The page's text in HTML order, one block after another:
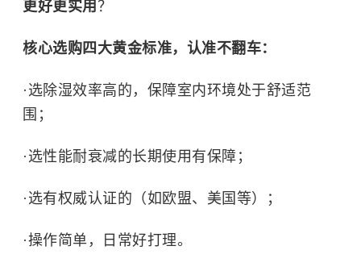
更好更实用 ？
核心选购四大黄金标准，认准不翻车：
·选除湿效率高的，保障室内环境处于舒适范
围；
·选性能耐衰减的长期使用有保障；
·选有权威认证的（如欧盟、美国等）；
·操作简单，日常好打理。